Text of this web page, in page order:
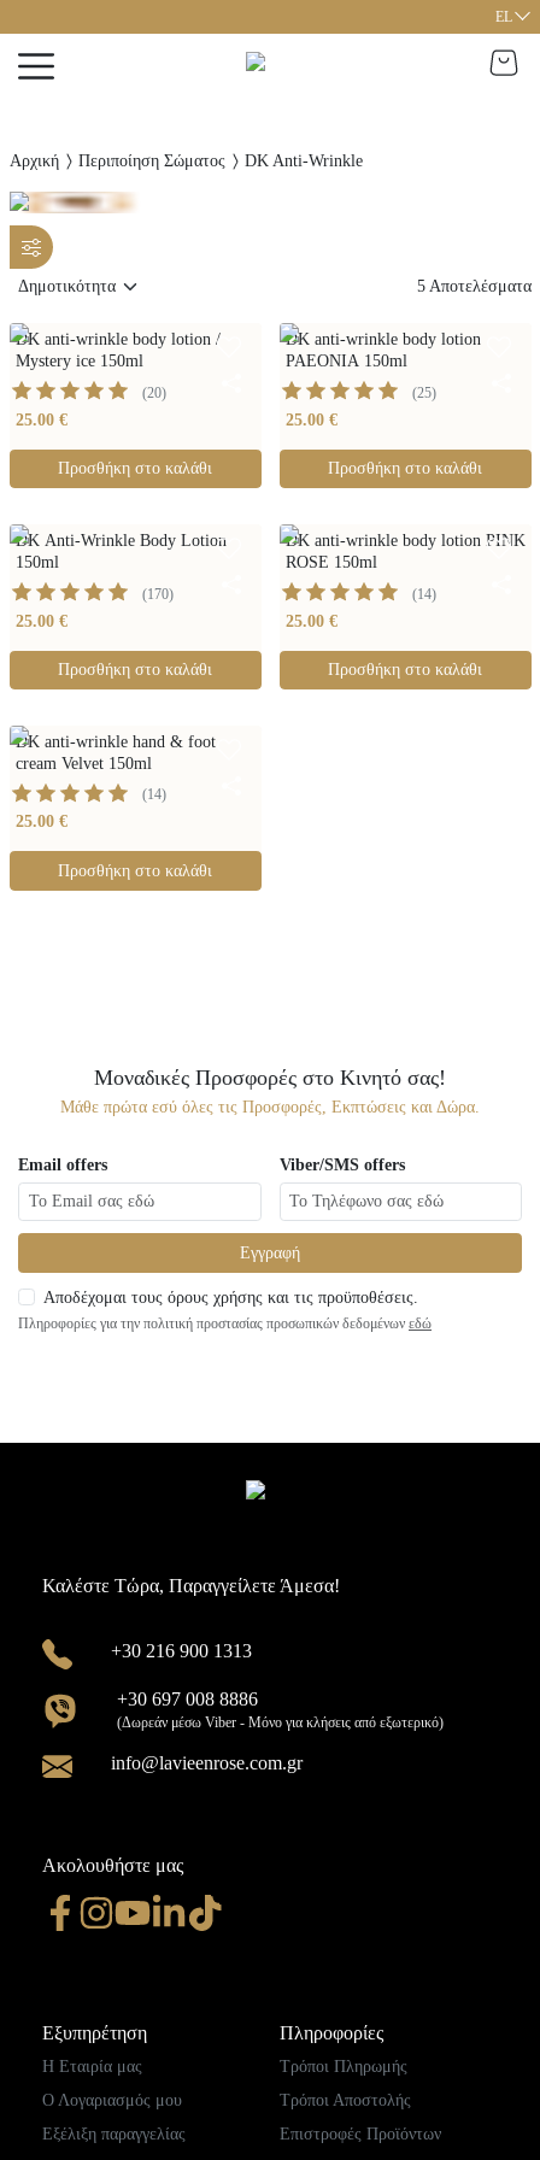
EL
Αρχική Περιποίηση Σώματος DK Anti-Wrinkle
5 Αποτελέσματα
DK anti-wrinkle body lotion /
Mystery ice 150ml
(20)
25.00 €
Προσθήκη στο καλάθι
DK anti-wrinkle body lotion
PAEONIA 150ml
(25)
25.00 €
Προσθήκη στο καλάθι
DK Anti-Wrinkle Body Lotion
150ml
(170)
25.00 €
Προσθήκη στο καλάθι
DK anti-wrinkle body lotion PINK
ROSE 150ml
(14)
25.00 €
Προσθήκη στο καλάθι
DK anti-wrinkle hand & foot
cream Velvet 150ml
(14)
25.00 €
Προσθήκη στο καλάθι
Μοναδικές Προσφορές στο Κινητό σας!
Μάθε πρώτα εσύ όλες τις Προσφορές, Εκπτώσεις και Δώρα.
Email offers Viber/SMS offers
Εγγραφή
Αποδέχομαι τους όρους χρήσης και τις προϋποθέσεις.
Πληροφορίες για την πολιτική προστασίας προσωπικών δεδομένων εδώ
Καλέστε Τώρα, Παραγγείλετε Άμεσα!
+30 216 900 1313
+30 697 008 8886
(Δωρεάν μέσω Viber - Μόνο για κλήσεις από εξωτερικό)
info@lavieenrose.com.gr
Ακολουθήστε μας
Εξυπηρέτηση
Η Εταιρία μας
Ο Λογαριασμός μου
Εξέλιξη παραγγελίας
Πληροφορίες
Τρόποι Πληρωμής
Τρόποι Αποστολής
Επιστροφές Προϊόντων